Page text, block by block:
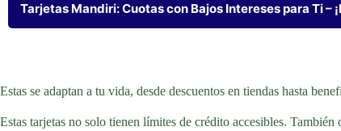
Tarjetas Mandiri: Cuotas con Bajos Intereses para Ti –
Estas se adaptan a tu vida, desde descuentos en tiendas hasta
Estas tarjetas no solo tienen límites de crédito accesibles. También